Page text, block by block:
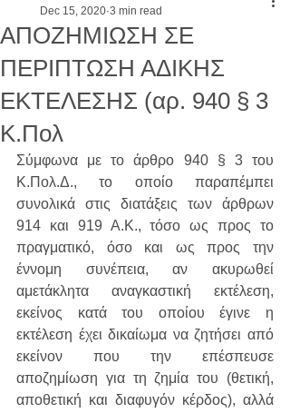
ΑΠΟΖΗΜΙΩΣΗ ΣΕ
ΠΕΡΙΠΤΩΣΗ ΑΔΙΚΗΣ
ΕΚΤΕΛΕΣΗΣ (αρ. 940 § 3
Κ.Πολ
Dec 15, 2020 3 min read
Σύμφωνα με το άρθρο 940 § 3 του
Κ.Πολ.Δ., το οποίο παραπέμπει
συνολικά στις διατάξεις των άρθρων
914 και 919 Α.Κ., τόσο ως προς το
πραγματικό, όσο και ως προς την
έννομη συνέπεια, αν ακυρωθεί
αμετάκλητα αναγκαστική εκτέλεση,
εκείνος κατά του οποίου έγινε η
εκτέλεση έχει δικαίωμα να ζητήσει από
εκείνον που την επέσπευσε
αποζημίωση για τη ζημία του (θετική,
αποθετική και διαφυγόν κέρδος), αλλά